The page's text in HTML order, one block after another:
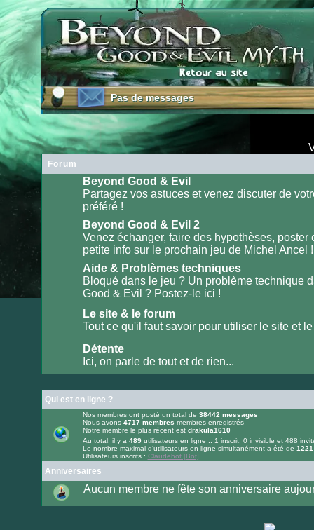
Pas de messages
Pas de messages
Forum
Aucun
message
non
Beyond Good & Evil
Partagez vos astuces et venez discuter de
préféré !
Aucun
message
non
lu
Beyond Good & Evil 2
Venez échanger, faire des hypothèses, poster
petite info sur le prochain jeu de Michel Ancel !
Aucun
non
Aide & Problèmes techniques
Bloqué dans le jeu ? Un problème technique
Good & Evil ? Postez-le ici !
non
Le site & le forum
Tout ce qu'il faut savoir pour utiliser le site et le
Aucun
message
lu
Détente
Ici, on parle de tout et de rien...
Qui est en ligne ?
Nos membres ont posté un total de 38442 messages
Nous avons 4717 membres membres enregistrés
Notre membre le plus récent est drakula1610
Au total, il y a 489utilisateurs en ligne :: 1 inscrit, 0 invisible et 488
Le nombre maximal d’utilisateurs en ligne simultanément a été de 1221
Utilisateurs inscrits : Claudebot [Bot]
Anniversaires
Aucun membre ne fête son anniversaire